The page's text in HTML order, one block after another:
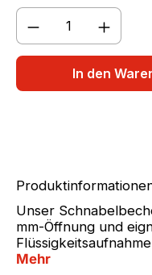
Produkt
In den
Unser
mm-Öffnung und
Mehr